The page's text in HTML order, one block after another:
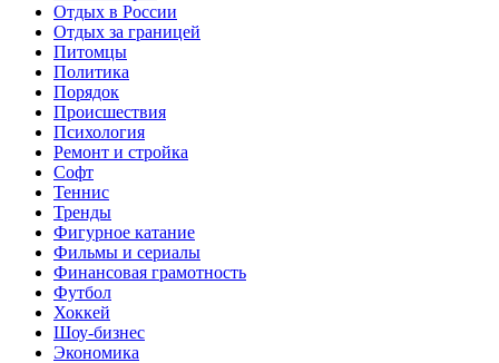
Отдых в России
Отдых за границей
Питомцы
Политика
Порядок
Происшествия
Психология
Ремонт и стройка
Софт
Теннис
Тренды
Фигурное катание
Фильмы и сериалы
Финансовая грамотность
Футбол
Хоккей
Шоу-бизнес
Экономика